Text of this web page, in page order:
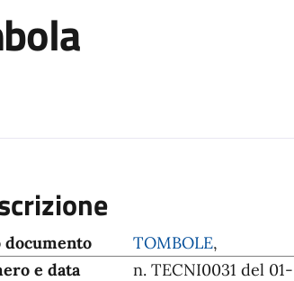
documento TOMBOLE,
e data
n. TECNI0031 del